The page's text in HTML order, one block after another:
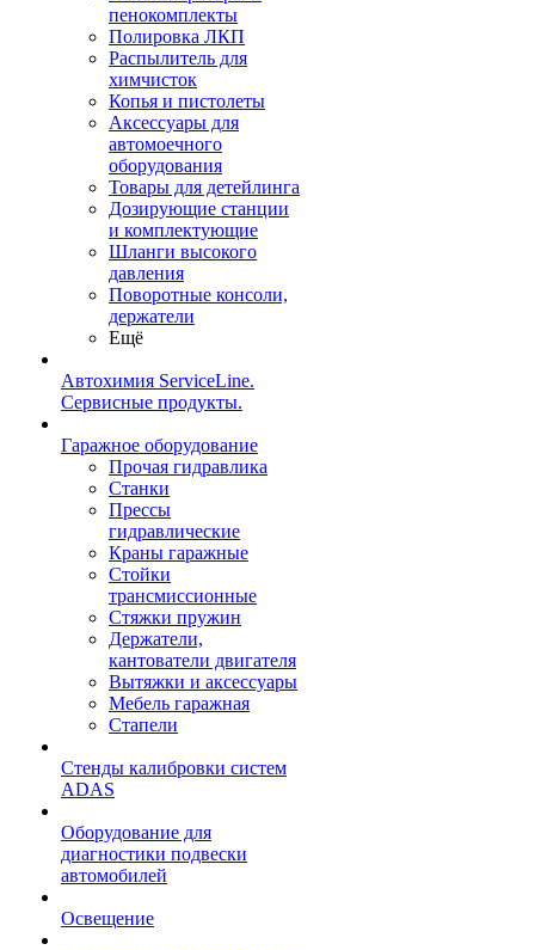
пенокомплекты
Полировка ЛКП
Распылитель для
химчисток
Копья и пистолеты
Аксессуары для
автомоечного
оборудования
Товары для детейлинга
Дозирующие станции
и комплектующие
Шланги высокого
давления
Поворотные консоли,
держатели
Ещё
Автохимия ServiceLine.
Сервисные продукты.
Гаражное оборудование
Прочая гидравлика
Станки
Прессы
гидравлические
Краны гаражные
Стойки
трансмиссионные
Стяжки пружин
Держатели,
кантователи двигателя
Вытяжки и аксессуары
Мебель гаражная
Стапели
Стенды калибровки систем
ADAS
Оборудование для
диагностики подвески
автомобилей
Освещение